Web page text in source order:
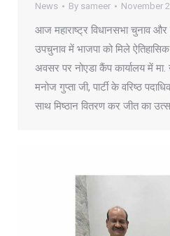
News By sameer November
आज महाराष्ट्र विधानसभा चुनाव और
उपचुनाव में भाजपा को मिले
अवसर पर नोएडा कैंप कार्यालय में मा.
मनोज गुप्ता जी, पार्टी के वरिष्ठ
साथ मिष्ठान वितरण कर जीत का